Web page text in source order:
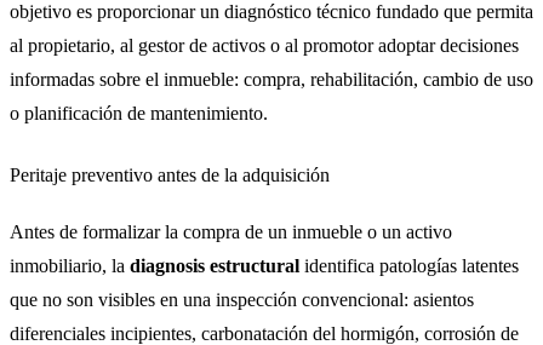
objetivo es proporcionar un diagnóstico técnico fundado que permita
al propietario, al gestor de activos o al promotor adoptar decisiones
informadas sobre el inmueble: compra, rehabilitación, cambio de uso
o planificación de mantenimiento.
Peritaje preventivo antes de la adquisición
Antes de formalizar la compra de un inmueble o un activo
inmobiliario, la diagnosis estructural identifica patologías latentes
que no son visibles en una inspección convencional: asientos
diferenciales incipientes, carbonatación del hormigón, corrosión de